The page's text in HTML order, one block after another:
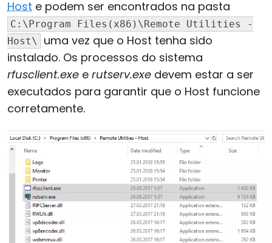
Host e podem ser encontrados na pasta
C:\Program Files(x86)\Remote Utilities -
Host\
uma vez que o Host tenha sido
instalado. Os processos do sistema
rfusclient.exe e rutserv.exe devem estar a ser
executados para garantir que o Host funcione
corretamente.
Nuvem & Local